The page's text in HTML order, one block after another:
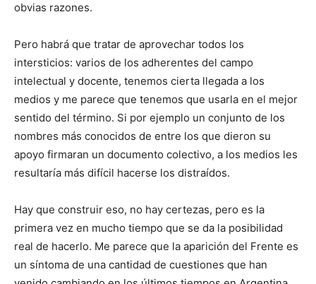
obvias razones.
Pero habrá que tratar de aprovechar todos los
intersticios: varios de los adherentes del campo
intelectual y docente, tenemos cierta llegada a los
medios y me parece que tenemos que usarla en el mejor
sentido del término. Si por ejemplo un conjunto de los
nombres más conocidos de entre los que dieron su
apoyo firmaran un documento colectivo, a los medios les
resultaría más difícil hacerse los distraídos.
Hay que construir eso, no hay certezas, pero es la
primera vez en mucho tiempo que se da la posibilidad
real de hacerlo. Me parece que la aparición del Frente es
un síntoma de una cantidad de cuestiones que han